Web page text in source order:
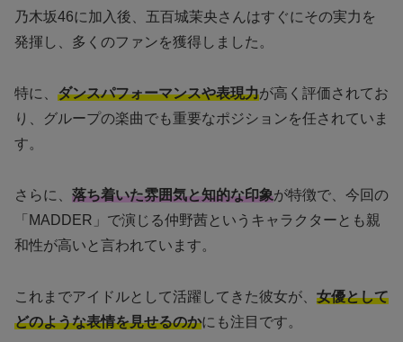
乃木坂46に加入後、五百城茉央さんはすぐにその実力を
発揮し、多くのファンを獲得しました。
特に、 ダンスパフォーマンスや表現力が高く評価されてお
り、グループの楽曲でも重要なポジションを任されていま
す。
さらに、 落ち着いた雰囲気と知的な印象が特徴で、今回の
「MADDER」で演じる仲野茜というキャラクターとも親
和性が高いと言われています。
これまでアイドルとして活躍してきた彼女が、 女優として
どのような表情を見せるのかにも注目です。